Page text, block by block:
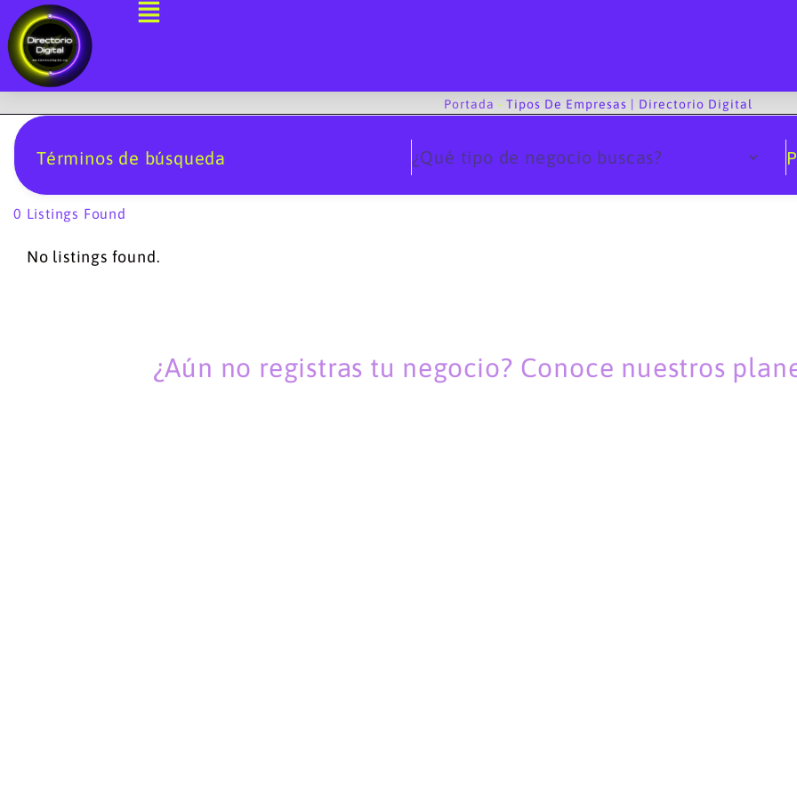
al
contenido
Portada - Tipos De Empresas | Directorio Digital
Términos de búsqueda ¿Qué tipo de negocio buscas?
0 Listings Found
No listings found.
¿Aún no registras tu negocio? Conoce nuestros